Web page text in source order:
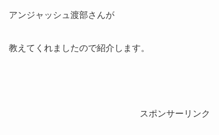
アンジャッシュ渡部さんが
教えてくれましたので紹介します。
スポンサーリンク